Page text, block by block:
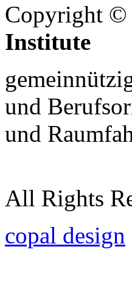
Copyright ©
Institute
und
und
All Rights
copal design